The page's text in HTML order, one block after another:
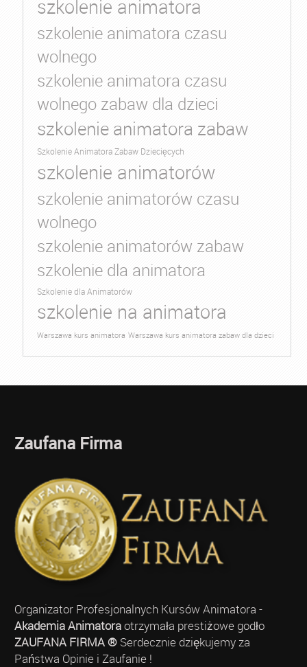
szkolenie animatora
szkolenie animatora czasu
wolnego
szkolenie animatora czasu
wolnego zabaw dla dzieci
szkolenie animatora zabaw
Szkolenie Animatora Zabaw Dziecięcych
szkolenie animatorów
szkolenie animatorów czasu
wolnego
szkolenie animatorów zabaw
szkolenie dla animatora
Szkolenie dla Animatorów
szkolenie na animatora
Warszawa kurs animatora Warszawa kurs animatora zabaw dla dzieci
Zaufana Firma
Organizator Profesjonalnych Kursów Animatora -
Akademia Animatoraotrzymała prestiżowe godło
ZAUFANA FIRMA ®Serdecznie dziękujemy za
Państwa Opinie i Zaufanie !